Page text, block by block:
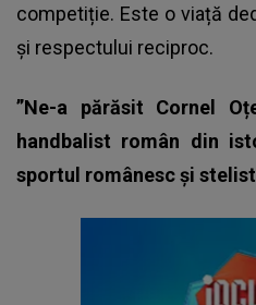
competiție. Este o viață
și respectului reciproc.
”Ne-a părăsit Cornel
handbalist român din
sportul românesc și